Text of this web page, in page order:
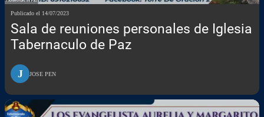
Publicado el 14/07/2023
Sala de reuniones personales de Iglesia
Tabernaculo de Paz
J JOSE PEN